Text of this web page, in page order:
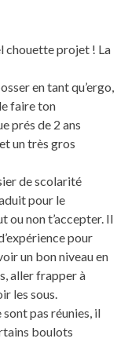
chouette projet ! La
en tant qu’ergo,
faire ton
prés de 2 ans
un très gros
de scolarité
pour le
ou non t’accepter. Il
pour
un bon niveau en
aller frapper à
les sous.
pas réunies, il
boulots